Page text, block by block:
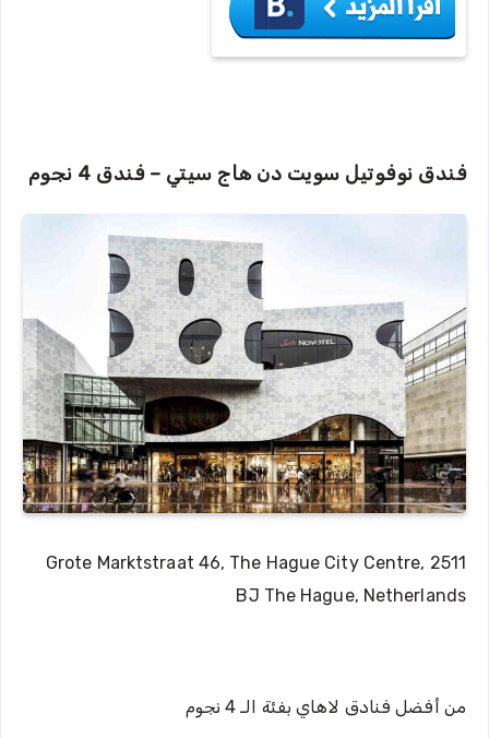
فندق نوفوتيل سويت دن هاج سيتي – فندق 4 نجوم
Grote Marktstraat 46, The Hague City Centre, 2511
BJ The Hague, Netherlands
من أفضل فنادق لاهاي بفئة الـ 4 نجوم